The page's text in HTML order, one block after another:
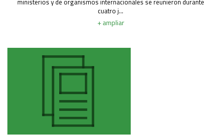
ministerios y de organismos internacionales se reunieron durante
cuatro j...
+ ampliar